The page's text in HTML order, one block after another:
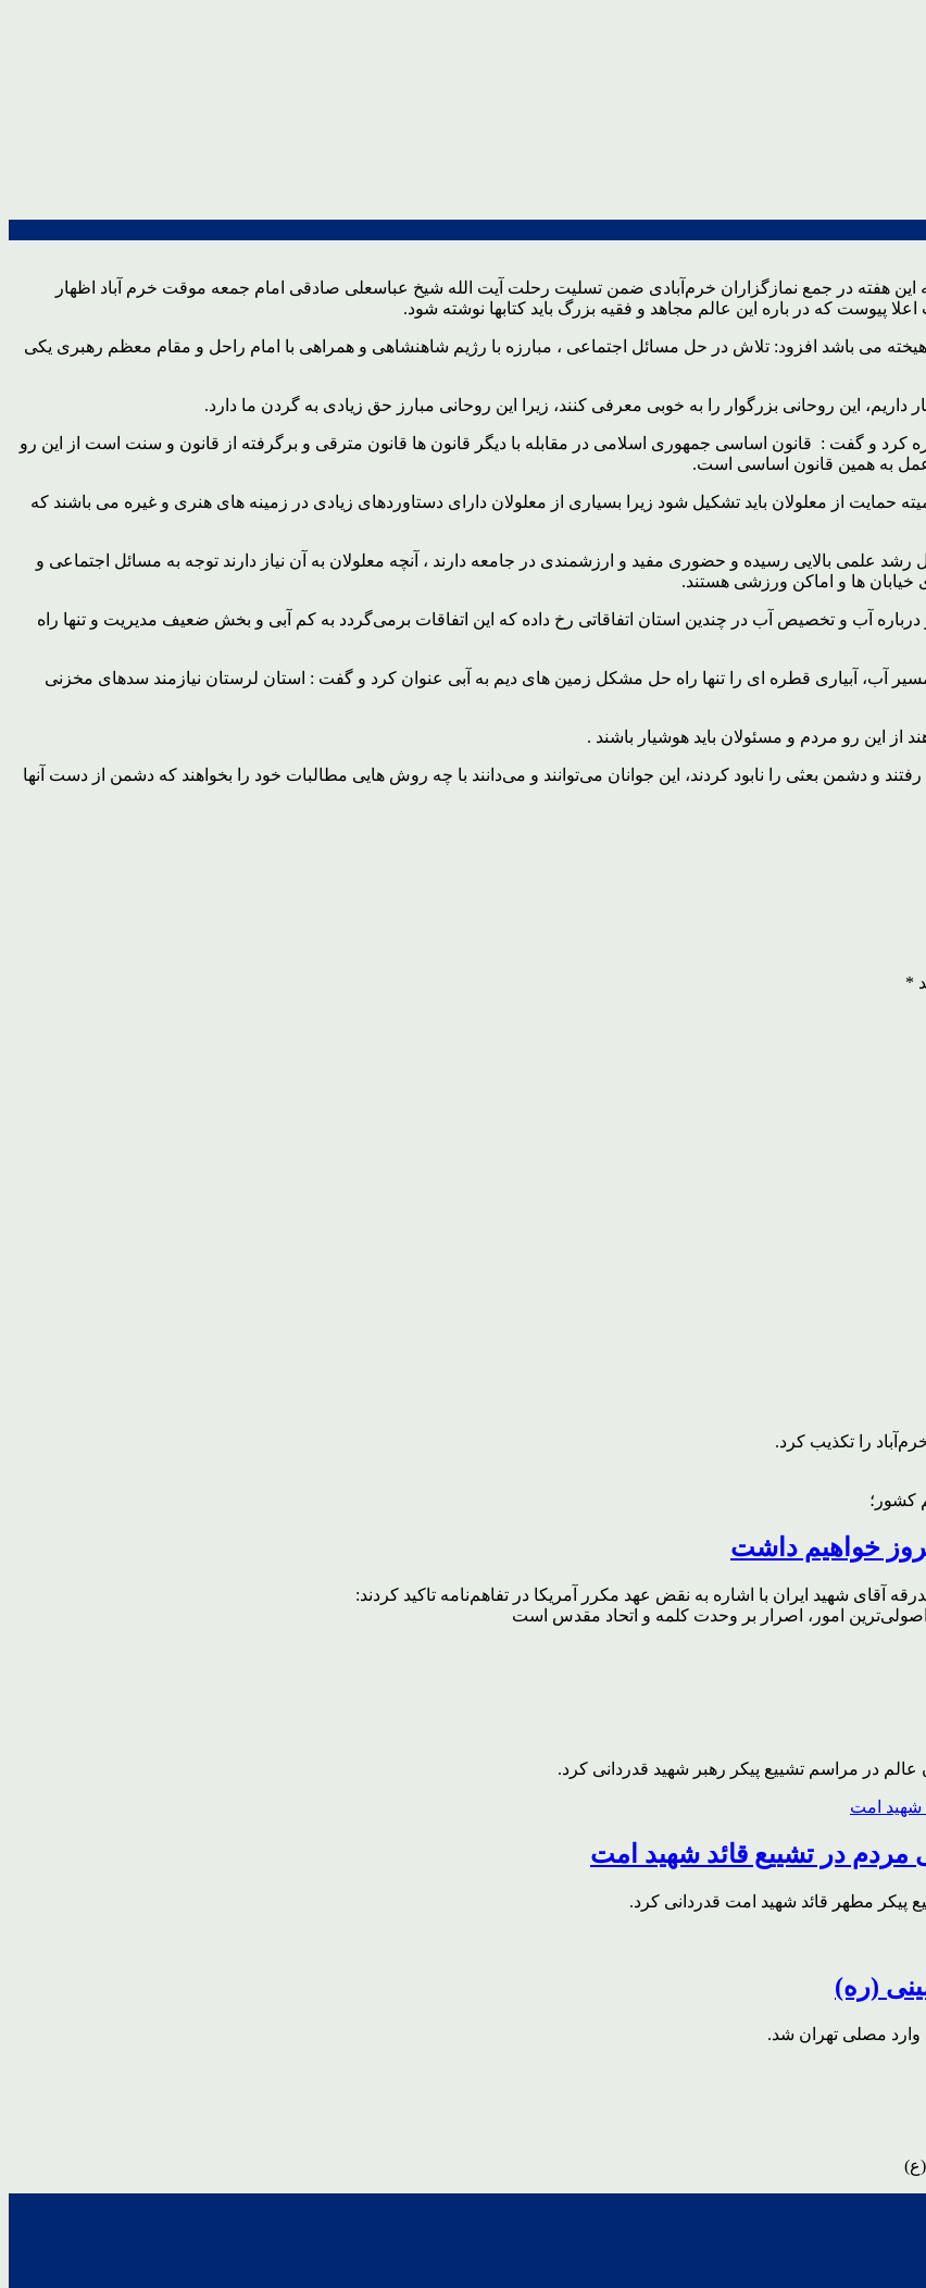
هفته در جمع نمازگزاران خرم‌آبادی ضمن تسلیت رحلت آیت الله شیخ عباسعلی صادقی امام جمعه موقت خرم آباد اظهار
که در باره این عالم مجاهد و فقیه بزرگ باید کتابها نوشته شود.
می باشد افزود: تلاش در حل مسائل اجتماعی ، مبارزه با رژیم شاهنشاهی و همراهی با امام راحل و مقام معظم رهبری یکی
این روحانی بزرگوار را به خوبی معرفی کنند، زیرا این روحانی مبارز حق زیادی به گردن ما دارد.
تصویب قانون اساسی اشاره کرد و گفت : قانون اساسی جمهوری اسلامی در مقابله با دیگر قانون ها قانون مترقی و برگرفته از قانون و سنت است از این رو
عمل به همین قانون اساسی است.
حمایت از معلولان باید تشکیل شود زیرا بسیاری از معلولان دارای دستاوردهای زیادی در زمینه های هنری و غیره می باشند که
علمی بالایی رسیده و حضوری مفید و ارزشمندی در جامعه دارند ، آنچه معلولان به آن نیاز دارند توجه به مسائل اجتماعی و
ها و اماکن ورزشی هستند.
آب و تخصیص آب در چندین استان اتفاقاتی رخ داده که این اتفاقات برمی‌گردد به کم آبی و بخش ضعیف مدیریت و تنها راه
آب، آبیاری قطره ای را تنها راه حل مشکل زمین های دیم به آبی عنوان کرد و گفت : استان لرستان نیازمند سدهای مخزنی
این رو مردم و مسئولان باید هوشیار باشند .
و دشمن بعثی را نابود کردند، این جوانان می‌توانند و می‌دانند با چه روش هایی مطالبات خود را بخواهند که دشمن از دست آنها
*
را تکذیب کرد.
کشور؛
خواهیم داشت
آقای شهید ایران با اشاره به نقض عهد مکرر آمریکا در تفاهم‌نامه تاکید کردند:
امور، اصرار بر وحدت کلمه و اتحاد مقدس است
در مراسم تشییع پیکر رهبر شهید قدردانی کرد.
در تشییع قائد شهید امت
پیکر مطهر قائد شهید امت قدردانی کرد.
(ره)
وارد مصلی تهران شد.